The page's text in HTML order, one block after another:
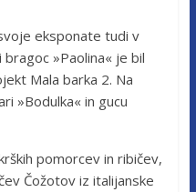
eksponate tudi v
»Paolina« je bil
Mala barka 2. Na
»Bodulka« in gucu
pomorcev in ribičev,
Čožotov iz italijanske